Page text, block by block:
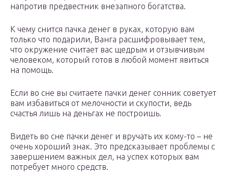
напротив предвестник внезапного богатства.
К чему снится пачка денег в руках, которую вам
только что подарили, Ванга расшифровывает тем,
что окружение считает вас щедрым и отзывчивым
человеком, который готов в любой момент явиться
на помощь.
Если во сне вы считаете пачки денег сонник советует
вам избавиться от мелочности и скупости, ведь
счастья лишь на деньгах не построишь.
Видеть во сне пачки денег и вручать их кому-то – не
очень хороший знак. Это предсказывает проблемы с
завершением важных дел, на успех которых вам
потребует много средств.